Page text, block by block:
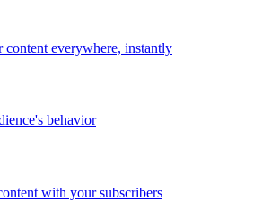
content everywhere, instantly
behavior
with your subscribers